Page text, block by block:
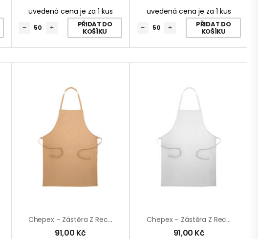
uvedená cena je za 1 kus
PŘIDAT DO
KOŠÍKU
uvedená cena je za 1 kus
PŘIDAT DO
KOŠÍKU
Chepex – Zástěra Z Recyklované Bavlny
91,00 Kč
Chepex – Zástěra Z Recyklované Bavlny
91,00 Kč